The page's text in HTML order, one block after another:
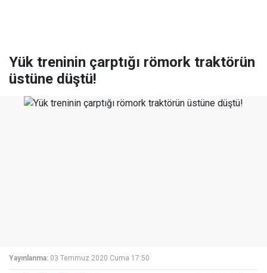
Yük treninin çarptığı römork traktörün
üstüne düştü!
Yayınlanma: 03 Temmuz 2020 Cuma 17:50